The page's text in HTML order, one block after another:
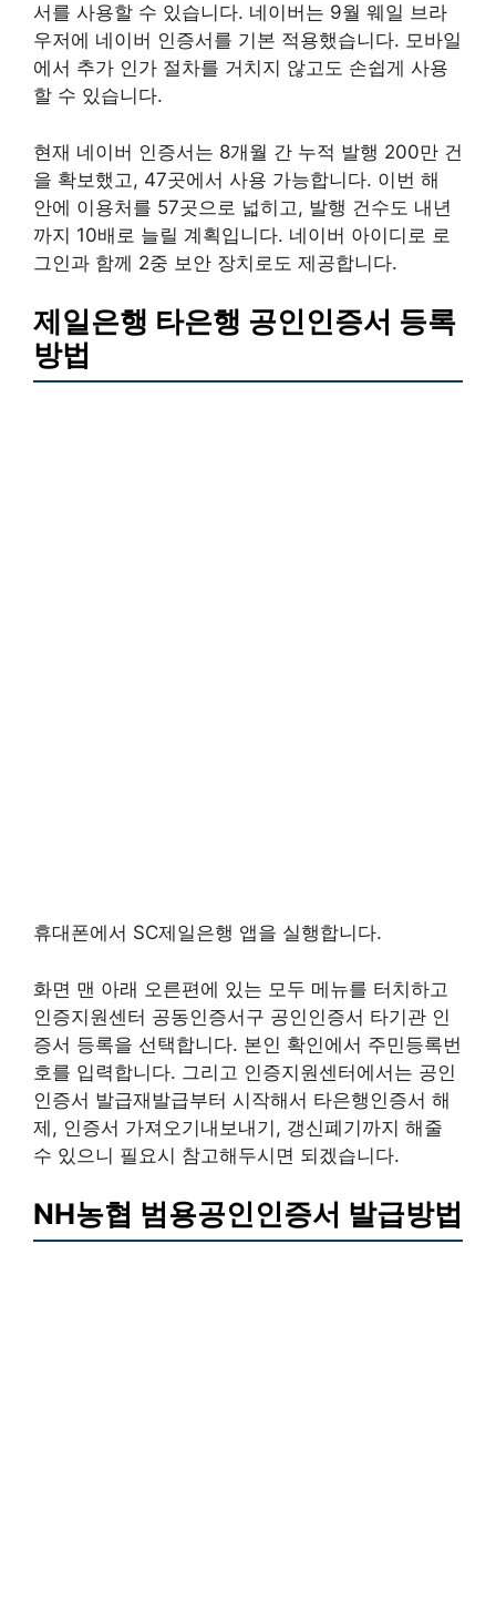
서를 사용할 수 있습니다. 네이버는 9월 웨일 브라
우저에 네이버 인증서를 기본 적용했습니다. 모바일
에서 추가 인가 절차를 거치지 않고도 손쉽게 사용
할 수 있습니다.
현재 네이버 인증서는 8개월 간 누적 발행 200만 건
을 확보했고, 47곳에서 사용 가능합니다. 이번 해
안에 이용처를 57곳으로 넓히고, 발행 건수도 내년
까지 10배로 늘릴 계획입니다. 네이버 아이디로 로
그인과 함께 2중 보안 장치로도 제공합니다.
제일은행 타은행 공인인증서 등록
방법
휴대폰에서 SC제일은행 앱을 실행합니다.
화면 맨 아래 오른편에 있는 모두 메뉴를 터치하고
인증지원센터 공동인증서구 공인인증서 타기관 인
증서 등록을 선택합니다. 본인 확인에서 주민등록번
호를 입력합니다. 그리고 인증지원센터에서는 공인
인증서 발급재발급부터 시작해서 타은행인증서 해
제, 인증서 가져오기내보내기, 갱신폐기까지 해줄
수 있으니 필요시 참고해두시면 되겠습니다.
NH농협 범용공인인증서 발급방법